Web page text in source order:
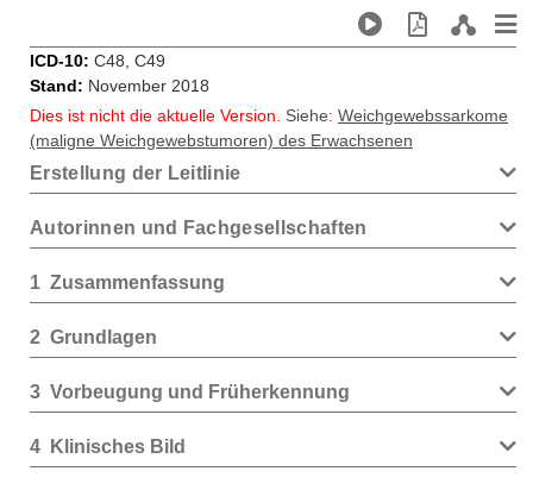
ICD-10 C48, C49
Stand
November 2018
Dies ist nicht die aktuelle Version.
Siehe: Weichgewebssarkome
(maligne Weichgewebstumoren) des Erwachsenen
Erstellung der Leitlinie
Autorinnen und Fachgesellschaften
1 Zusammenfassung
2 Grundlagen
3 Vorbeugung und Früherkennung
4 Klinisches Bild